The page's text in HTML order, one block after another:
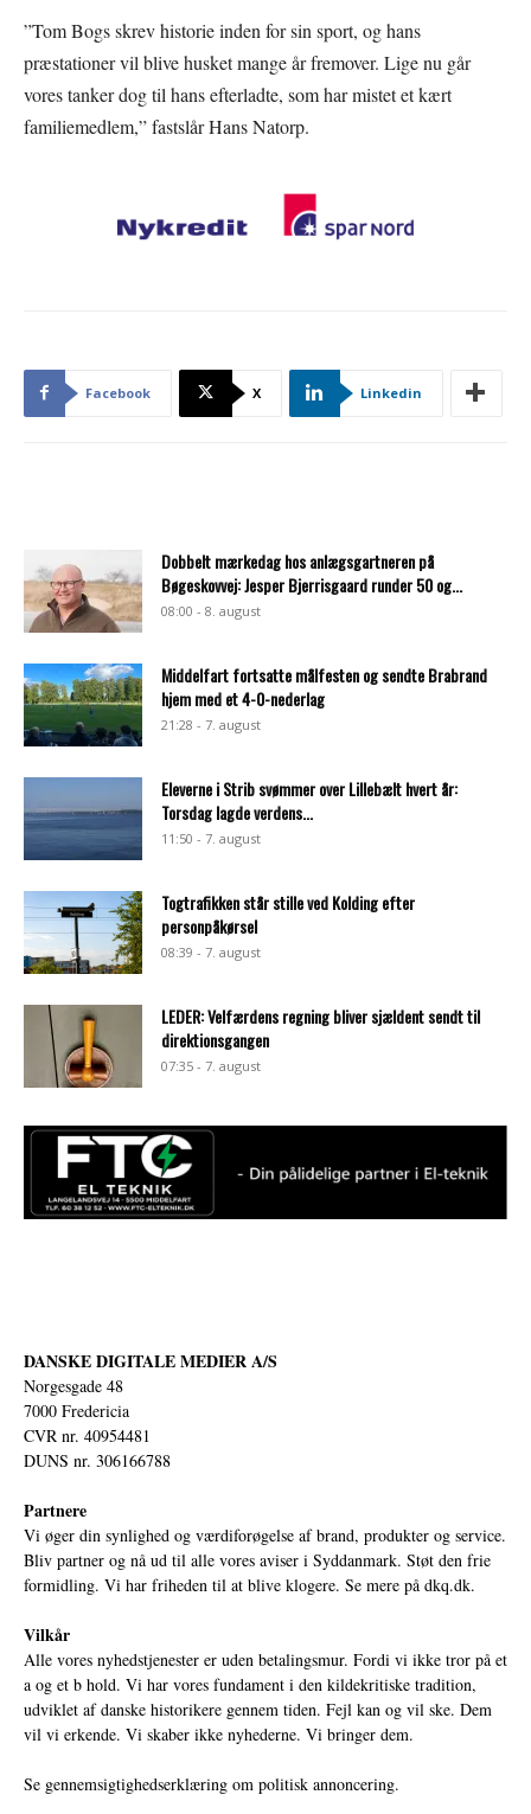
”Tom Bogs skrev historie inden for sin sport, og hans
præstationer vil blive husket mange år fremover. Lige nu går
vores tanker dog til hans efterladte, som har mistet et kært
familiemedlem,” fastslår Hans Natorp.
Facebook X Linkedin
Dobbelt mærkedag hos anlægsgartneren på
Bøgeskovvej: Jesper Bjerrisgaard runder 50 og...
08:00 - 8. august
Middelfart fortsatte målfesten og sendte Brabrand
hjem med et 4-0-nederlag
21:28 - 7. august
Eleverne i Strib svømmer over Lillebælt hvert år:
Torsdag lagde verdens...
11:50 - 7. august
Togtrafikken står stille ved Kolding efter
personpåkørsel
08:39 - 7. august
LEDER: Velfærdens regning bliver sjældent sendt til
direktionsgangen
07:35 - 7. august
DANSKE DIGITALE MEDIER A/S
Norgesgade 48
7000 Fredericia
CVR nr. 40954481
DUNS nr. 306166788
Partnere
Vi øger din synlighed og værdiforøgelse af brand, produkter og service.
Bliv partner og nå ud til alle vores aviser i Syddanmark. Støt den frie
formidling. Vi har friheden til at blive klogere. Se mere på dkq.dk.
Vilkår
Alle vores nyhedstjenester er uden betalingsmur. Fordi vi ikke tror på et
a og et b hold. Vi har vores fundament i den kildekritiske tradition,
udviklet af danske historikere gennem tiden. Fejl kan og vil ske. Dem
vil vi erkende. Vi skaber ikke nyhederne. Vi bringer dem.
Se gennemsigtighedserklæring om politisk annoncering.